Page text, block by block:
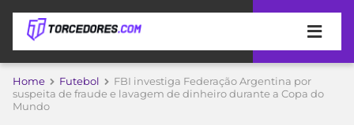
APOSTAS
ÚLTIMAS
Home Futebol
FBI investiga Federação Argentina por
suspeita de fraude e lavagem de dinheiro durante a Copa do
Mundo